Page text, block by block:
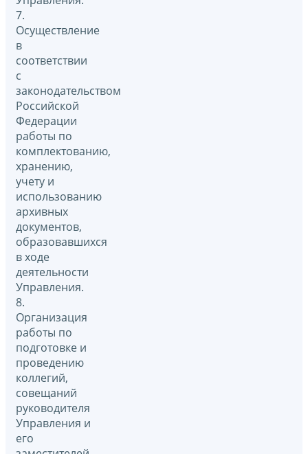
7.
Осуществление
в
соответствии
с
законодательством
Российской
Федерации
работы по
комплектованию,
хранению,
учету и
использованию
архивных
документов,
образовавшихся
в ходе
деятельности
Управления.
8.
Организация
работы по
подготовке и
проведению
коллегий,
совещаний
руководителя
Управления и
его